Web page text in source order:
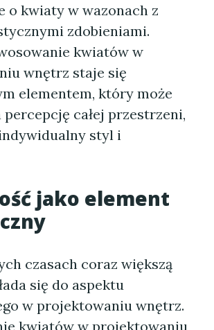
o kwiaty w wazonach z
zdobieniami.
kwiatów w
wnętrz staje się
elementem, który może
percepcję całej przestrzeni,
styl i
jako element
czasach coraz większą
się do aspektu
w projektowaniu wnętrz.
kwiatów w projektowaniu